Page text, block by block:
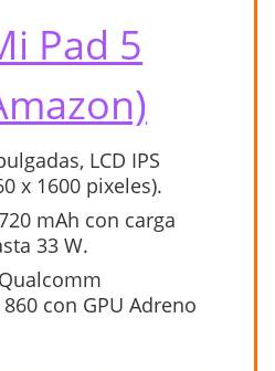
Pad 5
LCD IPS
x 1600 pixeles).
mAh con carga
33 W.
con GPU Adreno